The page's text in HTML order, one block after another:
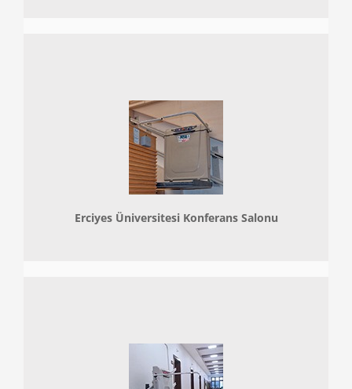
Erciyes Üniversitesi Konferans Salonu